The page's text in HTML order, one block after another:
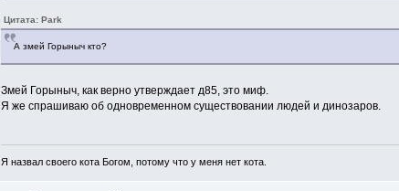
Цитата: Park
А змей Горыныч кто?
Змей Горыныч, как верно утверждает д85, это миф.
Я же спрашиваю об одновременном существовании людей и динозаров.
Я назвал своего кота Богом, потому что у меня нет кота.